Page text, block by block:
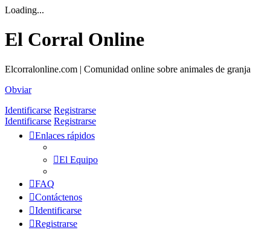
Loading...
El Corral Online
Elcorralonline.com | Comunidad online sobre animales de granja
Obviar
Identificarse Registrarse
Identificarse Registrarse
Enlaces rápidos
El Equipo
FAQ
Contáctenos
Identificarse
Registrarse